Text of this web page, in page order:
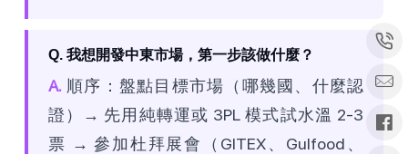
Q. 我想開發中東市場，第一步該做什麼？
A. 順序：盤點目標市場（哪幾國、什麼認
證）→ 先用純轉運或 3PL 模式試水溫 2-3
票 → 參加杜拜展會（GITEX、Gulfood、